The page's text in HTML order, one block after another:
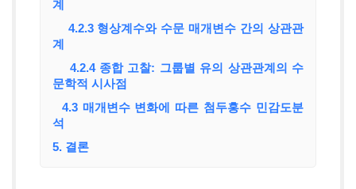
계
4.2.3 형상계수와 수문 매개변수 간의 상관관
계
4.2.4 종합 고찰: 그룹별 유의 상관관계의 수
문학적 시사점
4.3 매개변수 변화에 따른 첨두홍수 민감도분
석
5. 결론